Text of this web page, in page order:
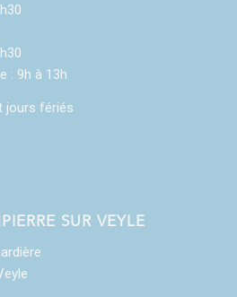
: 9h à 13h
jours fériés
SUR VEYLE